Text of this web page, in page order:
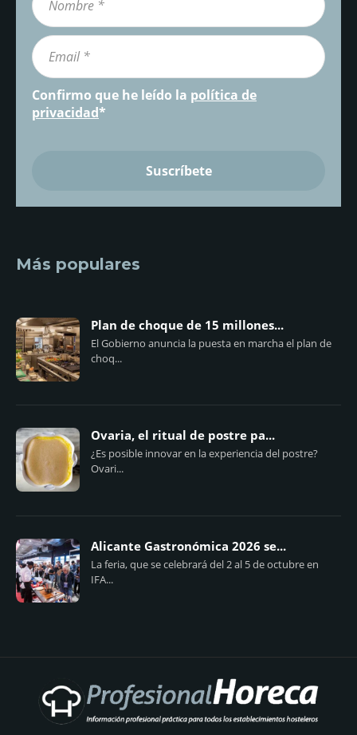
Confirmo que he leído la política de
privacidad*
Más populares
Plan de choque de 15 millones...
El Gobierno anuncia la puesta en marcha el plan de
choq...
Ovaria, el ritual de postre pa...
¿Es posible innovar en la experiencia del postre?
Ovari...
Alicante Gastronómica 2026 se...
La feria, que se celebrará del 2 al 5 de octubre en
IFA...